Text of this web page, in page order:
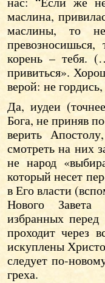
маслина,
маслины, то
корень – тебя.
привиться».
верой: не
Да, иудеи
Бога, не приняв
верить
смотреть на них
не народ
который несет
в Его власти
Нового Завета
избранных
проходит через
искуплены
следует по-
греха.